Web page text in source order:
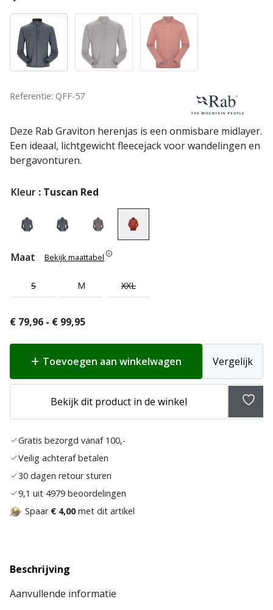
Referentie: QFF-57
Deze Rab Graviton herenjas is een onmisbare midlayer.
Een ideaal, lichtgewicht fleecejack voor wandelingen en
bergavonturen.
Kleur : Tuscan Red
Maat Bekijk maattabel
S M XXL
€ 79,96 - € 99,95Prijsklasse:
€ 99,95
Toevoegen aan winkelwagen Vergelijk
Bekijk dit product in de winkel
Gratis bezorgd vanaf 100,-
Veilig achteraf betalen
30 dagen retour sturen
9,1 uit 4979 beoordelingen
Spaar € 4,00met dit artikel
Beschrijving
Aanvullende informatie